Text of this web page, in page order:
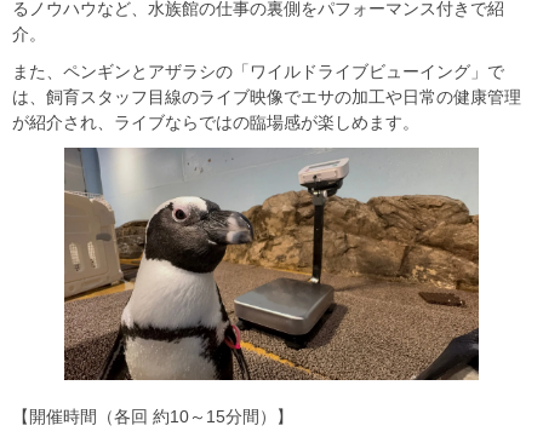
るノウハウなど、水族館の仕事の裏側をパフォーマンス付きで紹
介。
また、ペンギンとアザラシの「ワイルドライブビューイング」で
は、飼育スタッフ目線のライブ映像でエサの加工や日常の健康管理
が紹介され、ライブならではの臨場感が楽しめます。
【開催時間（各回 約10～15分間）】